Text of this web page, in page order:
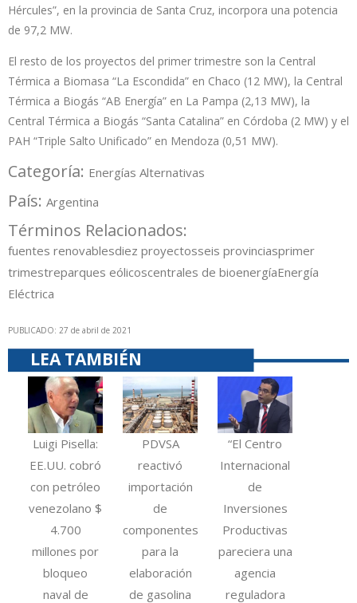
Hércules”, en la provincia de Santa Cruz, incorpora una potencia
de 97,2 MW.
El resto de los proyectos del primer trimestre son la Central
Térmica a Biomasa “La Escondida” en Chaco (12 MW), la Central
Térmica a Biogás “AB Energía” en La Pampa (2,13 MW), la
Central Térmica a Biogás “Santa Catalina” en Córdoba (2 MW) y el
PAH “Triple Salto Unificado” en Mendoza (0,51 MW).
Categoría: Energías Alternativas
País: Argentina
Términos Relacionados:
fuentes renovablesdiez proyectosseis provinciasprimer
trimestreparques eólicoscentrales de bioenergíaEnergía
Eléctrica
PUBLICADO: 27 de abril de 2021
LEA TAMBIÉN
Luigi Pisella:
EE.UU. cobró
con petróleo
venezolano $
4.700
millones por
bloqueo
naval de
PDVSA
reactivó
importación
de
componentes
para la
elaboración
de gasolina
“El Centro
Internacional
de
Inversiones
Productivas
pareciera una
agencia
reguladora